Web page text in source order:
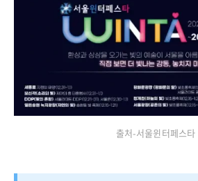
출처-서울윈터페스타